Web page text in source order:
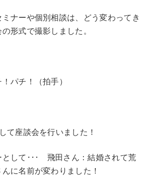
ミナーや個別相談は、どう変わってき
形式で撮影しました。
パチ！（拍手）
て座談会を行いました！
として･･･ 飛田さん：結婚されて荒
に名前が変わりました！